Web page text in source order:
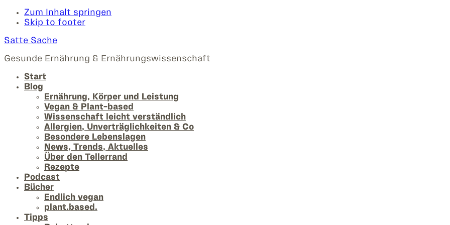
Zum Inhalt springen
Skip to footer
Satte Sache
Gesunde Ernährung & Ernährungswissenschaft
Start
Blog
Ernährung, Körper und Leistung
Vegan & Plant-based
Wissenschaft leicht verständlich
Allergien, Unverträglichkeiten & Co
Besondere Lebenslagen
News, Trends, Aktuelles
Über den Tellerrand
Rezepte
Podcast
Bücher
Endlich vegan
plant.based.
Tipps